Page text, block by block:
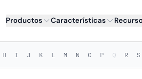
Productos Características
H I J K L M N O P Q R S